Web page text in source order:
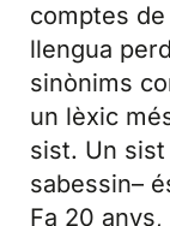
comptes
llengua
sinònims
un lèxic
sist. Un
sabessin–
Fa 20